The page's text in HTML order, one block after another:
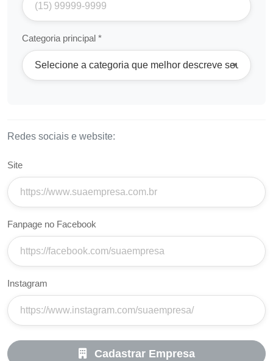
Categoria principal *
Redes sociais e website:
Site
Fanpage no Facebook
Instagram
Cadastrar Empresa